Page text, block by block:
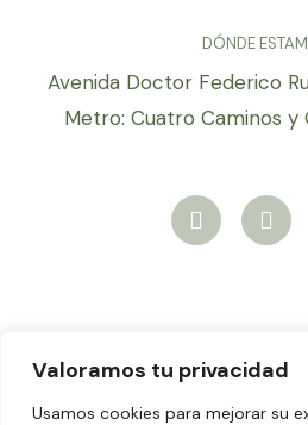
Valoramos tu privacidad
Usamos cookies para mejorar su
DÓNDE
Avenida Doctor Federico
Metro: Cuatro Caminos y
W
h
a
p
F
a
c
Aviso legal